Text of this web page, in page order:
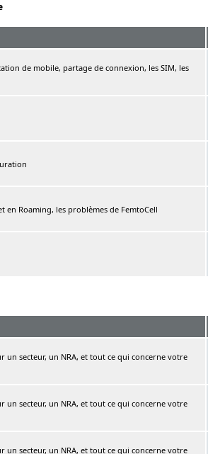
de mobile, partage de connexion, les SIM, les
en Roaming, les problèmes de FemtoCell
secteur, un NRA, et tout ce qui concerne votre
secteur, un NRA, et tout ce qui concerne votre
secteur, un NRA, et tout ce qui concerne votre